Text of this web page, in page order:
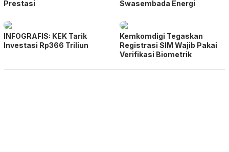
Prestasi Swasembada Energi
INFOGRAFIS: KEK Tarik
Investasi Rp366 Triliun
Kemkomdigi Tegaskan
Registrasi SIM Wajib Pakai
Verifikasi Biometrik